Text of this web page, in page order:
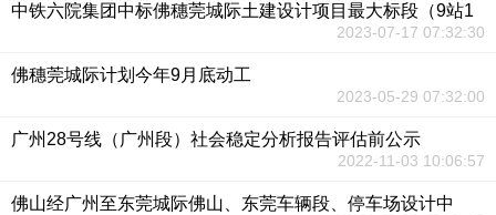
中铁六院集团中标佛穗莞城际土建设计项目最大标段（9站1
2023-07-17 07:32:30
佛穗莞城际计划今年9月底动工
2023-05-29 07:32:00
广州28号线（广州段）社会稳定分析报告评估前公示
2022-11-03 10:06:57
佛山经广州至东莞城际佛山、东莞车辆段、停车场设计中